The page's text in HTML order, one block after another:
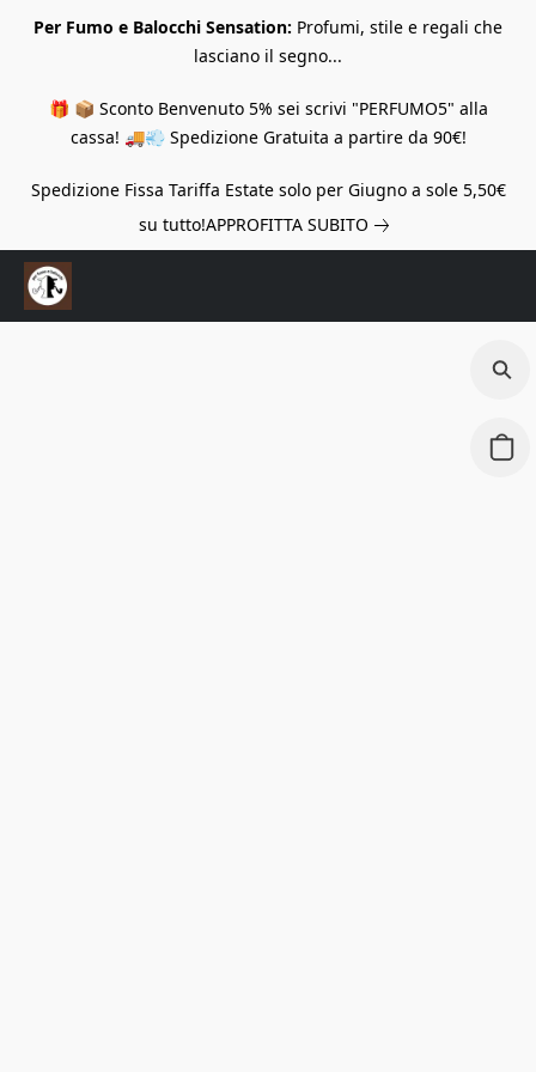
Per Fumo e Balocchi Sensation: Profumi, stile e regali che
lasciano il segno...
🎁 📦 Sconto Benvenuto 5% sei scrivi "PERFUMO5" alla
cassa! 🚚💨 Spedizione Gratuita a partire da 90€!
Spedizione Fissa Tariffa Estate solo per Giugno a sole 5,50€
su tutto!APPROFITTA SUBITO